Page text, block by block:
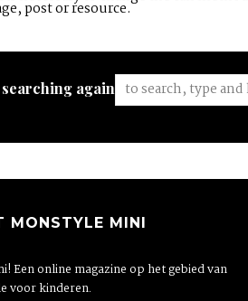
post or resource.
again:
MONSTYLE MINI
Een online magazine op het gebied van
voor kinderen.